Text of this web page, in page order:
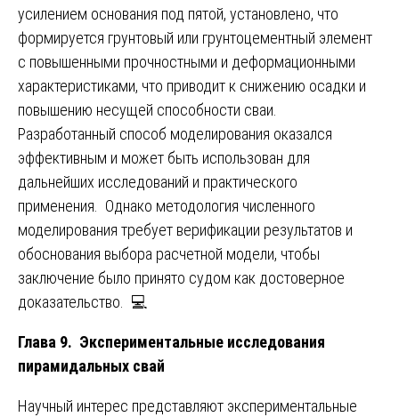
усилением основания под пятой, установлено, что
формируется грунтовый или грунтоцементный элемент
с повышенными прочностными и деформационными
характеристиками, что приводит к снижению осадки и
повышению несущей способности сваи.
Разработанный способ моделирования оказался
эффективным и может быть использован для
дальнейших исследований и практического
применения. Однако методология численного
моделирования требует верификации результатов и
обоснования выбора расчетной модели, чтобы
заключение было принято судом как достоверное
доказательство. 💻
Глава 9. Экспериментальные исследования
пирамидальных свай
Научный интерес представляют экспериментальные